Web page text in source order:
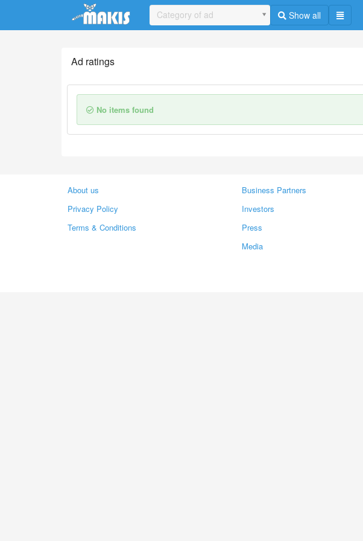
Update cookies preferences
Category of ad Show all
Ad ratings
No items found
About us
Privacy Policy
Terms & Conditions
Business Partners
Investors
Press
Media